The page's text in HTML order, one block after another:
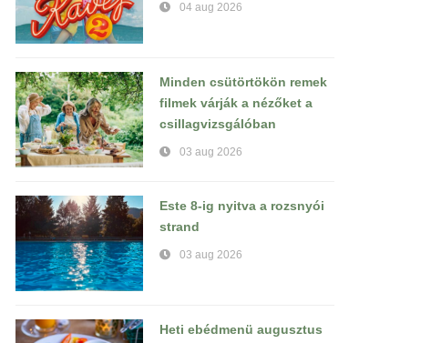
04 aug 2026
Minden csütörtökön remek
filmek várják a nézőket a
csillagvizsgálóban
03 aug 2026
Este 8-ig nyitva a rozsnyói
strand
03 aug 2026
Heti ebédmenü augusztus